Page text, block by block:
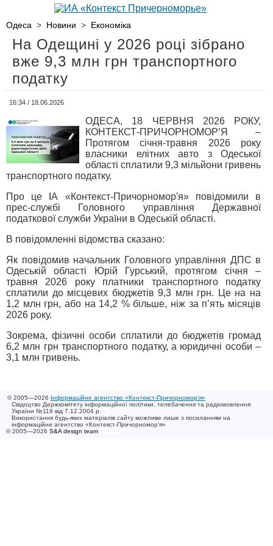
Одеса > Новини > Економіка
На Одещині у 2026 році зібрано
вже 9,3 млн грн транспортного
податку
16:34 / 18.06.2026
ОДЕСА, 18 ЧЕРВНЯ 2026 РОКУ,
КОНТЕКСТ-ПРИЧОРНОМОР’Я –
Протягом січня-травня 2026 року
власники елітних авто з Одеської
області сплатили 9,3 мільйони гривень
транспортного податку.
Про це ІА «Контекст-Причорномор'я» повідомили в
прес-службі Головного управління Державної
податкової служби України в Одеській області.
В повідомленні відомства сказано:
Як повідомив начальник Головного управління ДПС в
Одеській області Юрій Гурський, протягом січня –
травня 2026 року платники транспортного податку
сплатили до місцевих бюджетів 9,3 млн грн. Це на на
1,2 млн грн, або на 14,2 % більше, ніж за п’ять місяців
2026 року.
Зокрема, фізичні особи сплатили до бюджетів громад
6,2 млн грн транспортного податку, а юридичні особи –
3,1 млн гривень.
© 2005—2026 Інформаційне агентство «Контекст-Причорномор'я»
Свідоцтво Держкомітету інформаційної політики, телебачення та радіомовлення
України №119 від 7.12.2004 р.
Використання будь-яких матеріалів сайту можливе лише з посиланням на
інформаційне агентство «Контекст-Причорномор'я»
© 2005—2026 S&A design team